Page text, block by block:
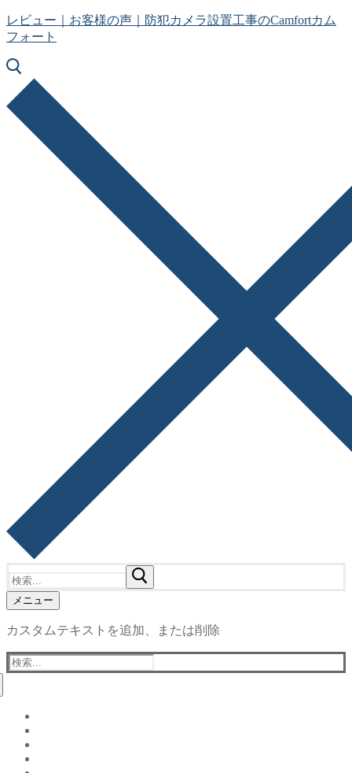
コ
ン
ン
へ
ス
メ
ニ
ー
閉
じ
レビュー｜お客様の声｜防犯カメラ設置工事のCamfortカム
フォート
索:
メニュー
カスタムテキストを追加、または削除
検
索: